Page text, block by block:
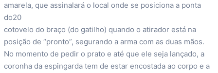
amarela, que assinalará o local onde se posiciona a ponta
do20
cotovelo do braço (do gatilho) quando o atirador está na
posição de “pronto”, segurando a arma com as duas mãos.
No momento de pedir o prato e até que ele seja lançado, a
coronha da espingarda tem de estar encostada ao corpo e a